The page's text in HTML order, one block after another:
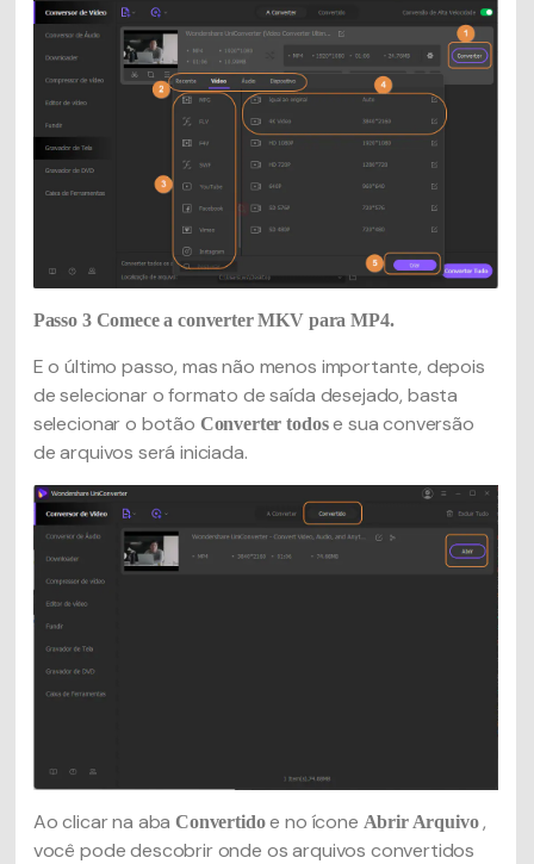
Passo 3Comece a converter MKV para MP4.
E o último passo, mas não menos importante, depois
de selecionar o formato de saída desejado, basta
selecionar o botão Converter todose sua conversão
de arquivos será iniciada.
Ao clicar na abaConvertidoe no ícone Abrir Arquivo,
você pode descobrir onde os arquivos convertidos